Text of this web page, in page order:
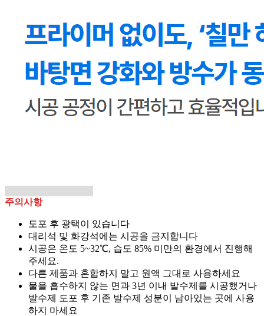
주의사항
도포 후 광택이 있습니다
대리석 및 화강석에는 시공을 금지합니다
시공은 온도 5~32℃, 습도 85% 미만의 환경에서 진행해
주세요.
다른 제품과 혼합하지 말고 원액 그대로 사용하세요
물을 흡수하지 않는 면과 3년 이내 발수제를 시공했거나
발수제 도포 후 기존 발수제 성분이 남아있는 곳에 사용
하지 마세요